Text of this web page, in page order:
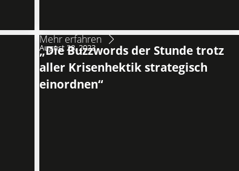
Mehr erfahren
August 28, 2023
„Die Buzzwords der Stunde trotz
aller Krisenhektik strategisch
einordnen“